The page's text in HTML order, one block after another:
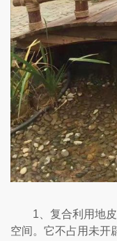
1、复合利用地
空间。它不占用未开